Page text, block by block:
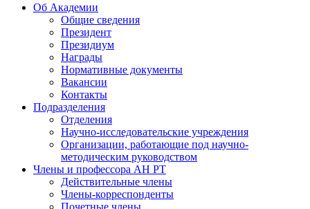
Об Академии
Общие сведения
Президент
Президиум
Награды
Нормативные документы
Вакансии
Контакты
Подразделения
Отделения
Научно-исследовательские учреждения
Организации, работающие под научно-
методическим руководством
Члены и профессора АН РТ
Действительные члены
Члены-корреспонденты
Почетные члены